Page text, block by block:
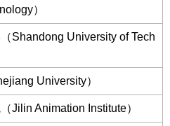
）
Shandong University of Tech
University）
Jilin Animation Institute）